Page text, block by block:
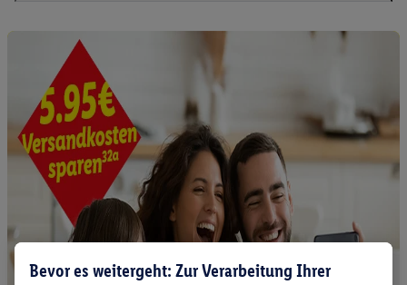
Bevor es weitergeht: Zur Verarbeitung Ihrer